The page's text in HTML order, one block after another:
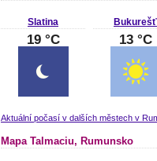
Slatina
19 °C
Bukurešť
13 °C
Aktuální počasí v dalších městech v
Mapa Talmaciu, Rumunsko